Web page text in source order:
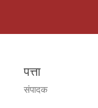
पत्ता
संपादक